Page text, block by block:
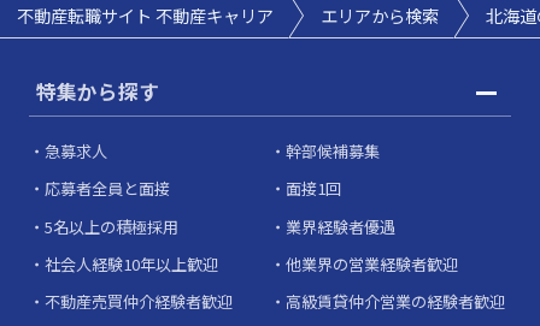
不動産転職サイト 不動産キャリア エリアから検索 北海
特集から探す
急募求人
幹部候補募集
応募者全員と面接
面接1回
5名以上の積極採用
業界経験者優遇
社会人経験10年以上歓迎
他業界の営業経験者歓迎
不動産売買仲介経験者歓迎
高級賃貸仲介営業の経験者歓迎